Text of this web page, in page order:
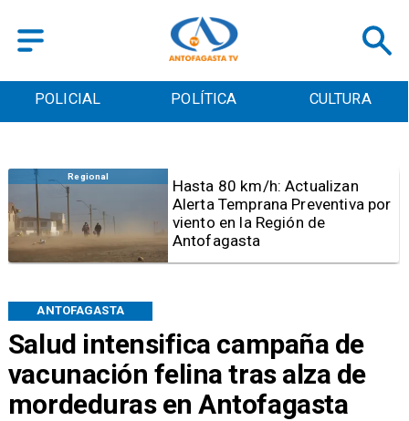
POLICIAL POLÍTICA CULTURA
Salud intensifica campaña de
vacunación felina tras alza de
mordeduras en Antofagasta
ANTOFAGASTA
Antofagasta
Detienen a sujeto por iniciar
quema para sacar cables
eléctricos en el sector norte de
Antofagasta